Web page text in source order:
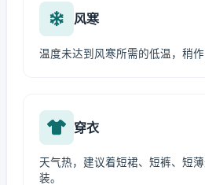
风寒
温度未达到风寒所需的低温，稍作
穿衣
天气热，建议着短裙、短裤、短
装。